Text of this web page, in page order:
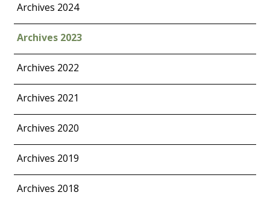
Archives 2024
Archives 2023
Archives 2022
Archives 2021
Archives 2020
Archives 2019
Archives 2018